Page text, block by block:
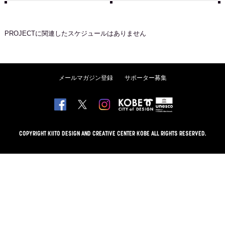
PROJECTに関連したスケジュールはありません
メールマガジン登録 サポーター募集
COPYRIGHT KIITO DESIGN AND CREATIVE CENTER KOBE ALL RIGHTS RESERVED.